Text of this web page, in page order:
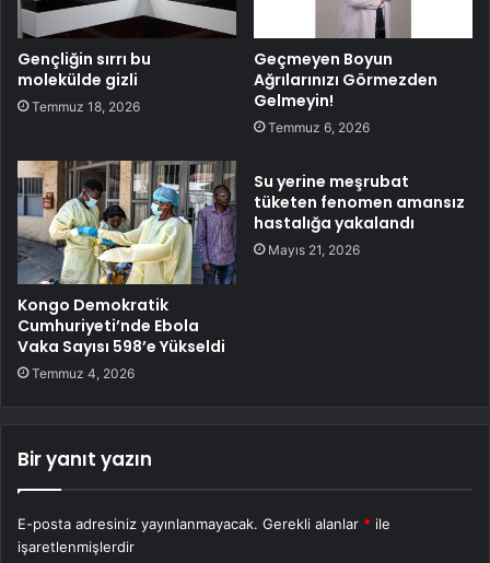
Gençliğin sırrı bu
molekülde gizli
Temmuz 18, 2026
Geçmeyen Boyun
Ağrılarınızı Görmezden
Gelmeyin!
Temmuz 6, 2026
Kongo Demokratik
Cumhuriyeti’nde Ebola
Vaka Sayısı 598’e Yükseldi
Temmuz 4, 2026
Su yerine meşrubat
tüketen fenomen amansız
hastalığa yakalandı
Mayıs 21, 2026
Bir yanıt yazın
E-posta adresiniz yayınlanmayacak. Gerekli alanlar * ile
işaretlenmişlerdir